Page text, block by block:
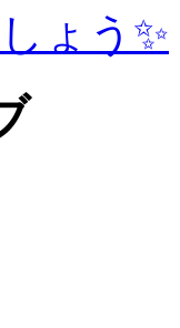
ょう✨